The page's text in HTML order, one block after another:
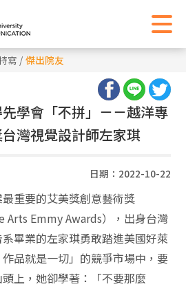
寫 / 傑出院友
學會「不拼」－－越洋專
灣視覺設計師左家琪
日期：2022-10-22
重要的艾美獎創意藝術獎
Arts Emmy Awards），出身台灣
畢業的左家琪勇敢踏進美國好萊
品就是一切」的競爭市場中，要
上，她卻學著：「不要那麼